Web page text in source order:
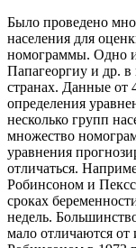
Было проведено
населения для
номограммы. Одно
Папагеоргиу и др. в
странах. Данные
определения
несколько групп
множество
уравнения
отличаться.
Робинсоном и
сроках
недель.
мало отличаются